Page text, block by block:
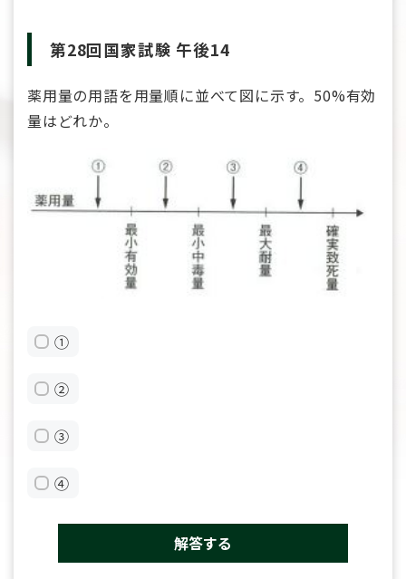
第28回国家試験 午後14
薬用量の用語を用量順に並べて図に示す。50%有効
量はどれか。
①
②
③
④
解答する